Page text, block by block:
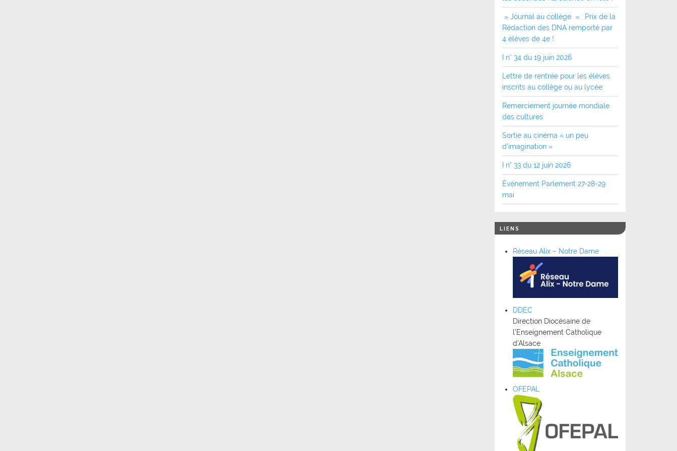
» Journal au collège » : Prix de la
Rédaction des DNA remporté par
4 élèves de 4e !
I n° 34 du 19 juin 2026
Lettre de rentrée pour les élèves
inscrits au collège ou au lycée
Remerciement journée mondiale
des cultures
Sortie au cinéma « un peu
d’imagination »
I n° 33 du 12 juin 2026
Événement Parlement 27-28-29
mai
LIENS
Réseau Alix – Notre Dame
DDEC
Direction Diocésaine de
l’Enseignement Catholique
d’Alsace
OFEPAL